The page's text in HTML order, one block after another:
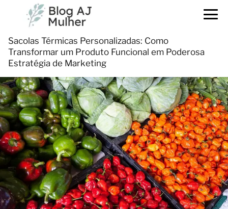
Sacolas Térmicas Personalizadas: Como
Transformar um Produto Funcional em Poderosa
Estratégia de Marketing